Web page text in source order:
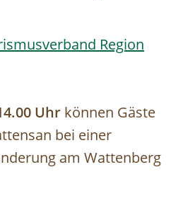
Region
Uhr können Gäste
bei einer
am Wattenberg